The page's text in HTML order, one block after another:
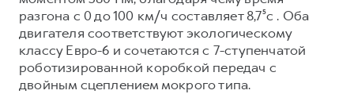
разгона с 0 до 100 км/ч составляет 8,7⁵с . Оба
двигателя соответствуют экологическому
классу Евро-6 и сочетаются с 7-ступенчатой
роботизированной коробкой передач с
двойным сцеплением мокрого типа.